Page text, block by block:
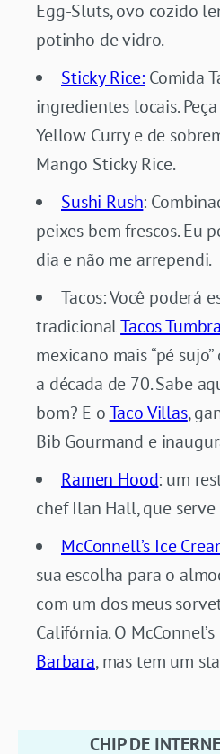
Egg-Sluts, ovo cozido
potinho de vidro.
Sticky Rice: Comida
ingredientes locais.
Yellow Curry e de
Mango Sticky Rice.
Sushi Rush:
peixes bem frescos. Eu
dia e não me arrependi.
Tacos: Você poderá
tradicionalTacos
mexicano mais “pé
a década de 70. Sabe
bom? E oTaco Villas,
Bib Gourmand e
Ramen Hood: um
chef Ilan Hall, que
McConnell’s Ice
sua escolha para o
com um dos meus
Califórnia. O
Barbara, mas tem um
CHIP DE